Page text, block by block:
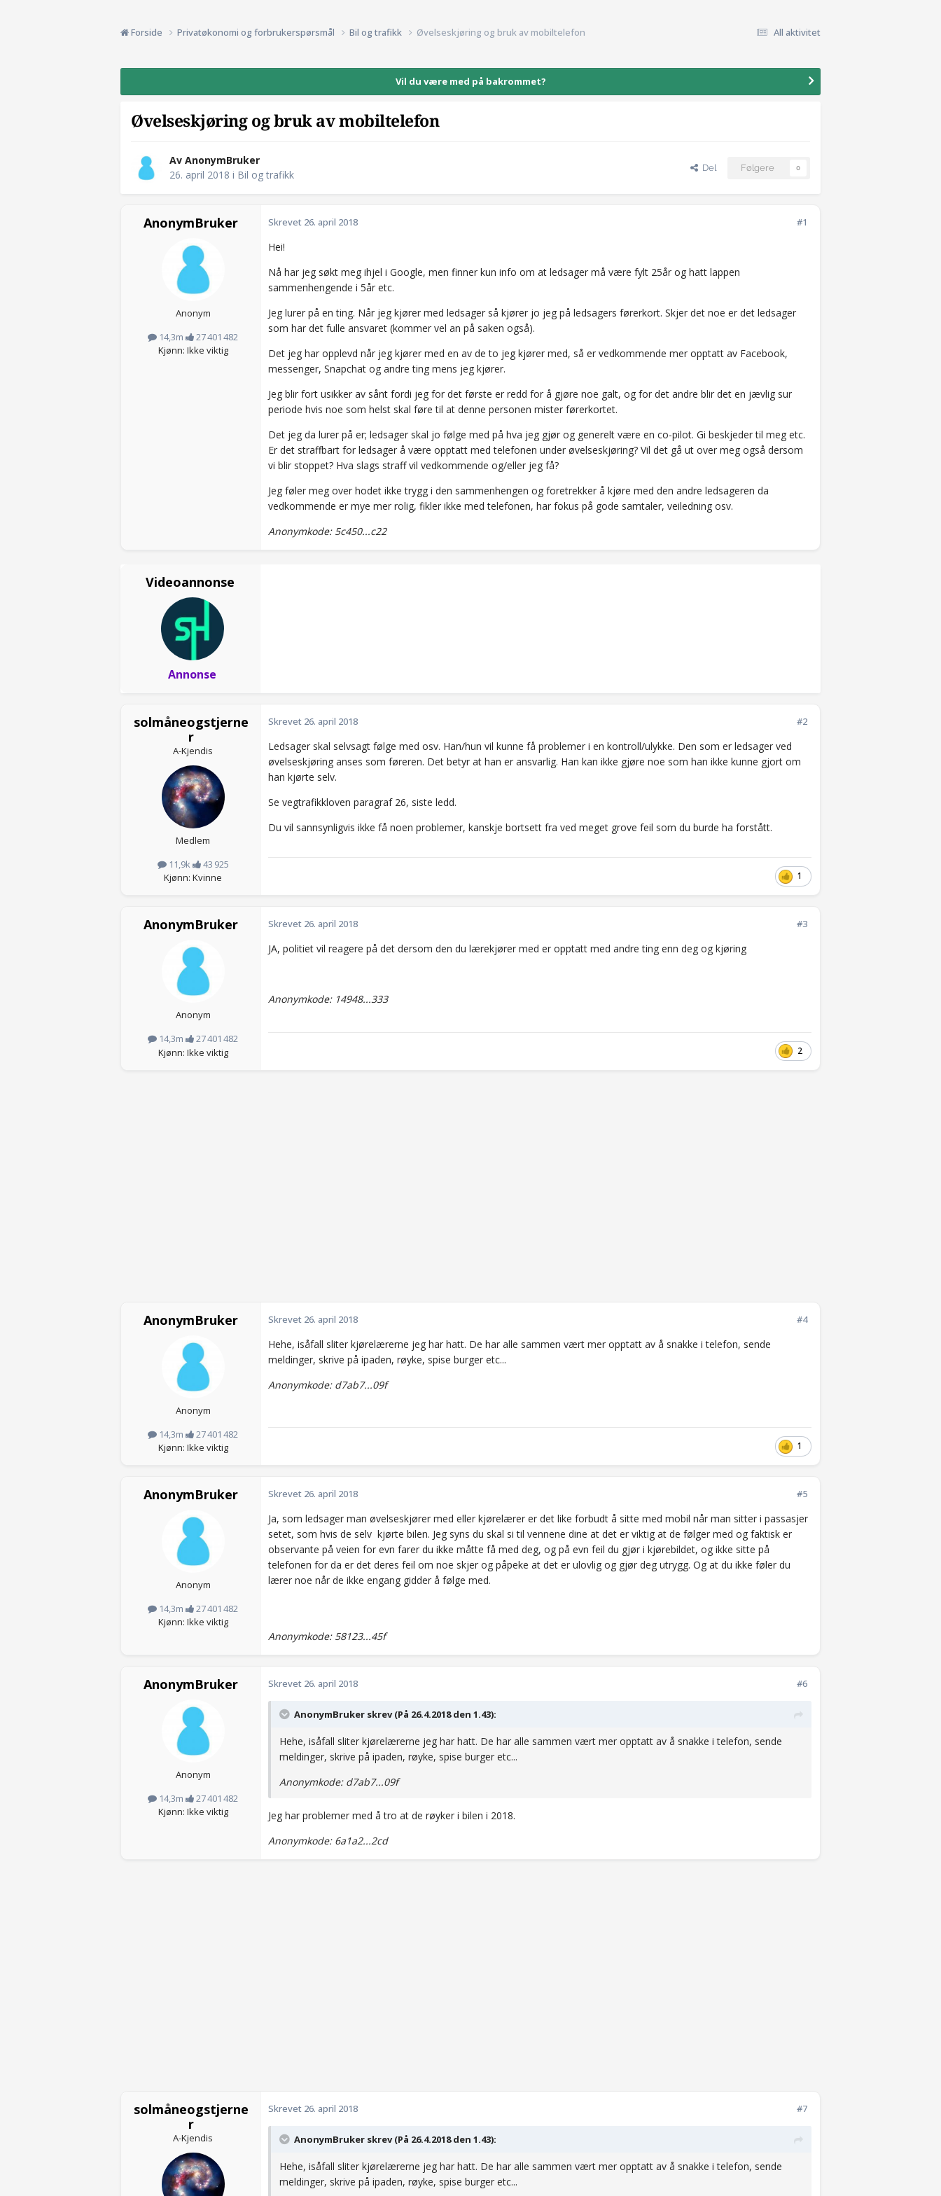
All aktivitet
Forside Privatøkonomi og forbrukerspørsmål Bil og trafikk Øvelseskjøring og bruk av mobiltelefon
Vil du være med på bakrommet?
Øvelseskjøring og bruk av mobiltelefon
Av AnonymBruker
26. april 2018 i Bil og trafikk
Del Følgere 0
AnonymBruker
Anonym
14,3m
27 401 482
Kjønn: Ikke viktig
#1
Skrevet 26. april 2018
Hei!
Nå har jeg søkt meg ihjel i Google, men finner kun info om at ledsager må være fylt 25år og hatt lappen
sammenhengende i 5år etc.
Jeg lurer på en ting. Når jeg kjører med ledsager så kjører jo jeg på ledsagers førerkort. Skjer det noe er det ledsager
som har det fulle ansvaret (kommer vel an på saken også).
Det jeg har opplevd når jeg kjører med en av de to jeg kjører med, så er vedkommende mer opptatt av Facebook,
messenger, Snapchat og andre ting mens jeg kjører.
Jeg blir fort usikker av sånt fordi jeg for det første er redd for å gjøre noe galt, og for det andre blir det en jævlig sur
periode hvis noe som helst skal føre til at denne personen mister førerkortet.
Det jeg da lurer på er; ledsager skal jo følge med på hva jeg gjør og generelt være en co-pilot. Gi beskjeder til meg etc.
Er det straffbart for ledsager å være opptatt med telefonen under øvelseskjøring? Vil det gå ut over meg også dersom
vi blir stoppet? Hva slags straff vil vedkommende og/eller jeg få?
Jeg føler meg over hodet ikke trygg i den sammenhengen og foretrekker å kjøre med den andre ledsageren da
vedkommende er mye mer rolig, fikler ikke med telefonen, har fokus på gode samtaler, veiledning osv.
Anonymkode: 5c450...c22
Videoannonse
Annonse
solmåneogstjerne
r
A-Kjendis
Medlem
11,9k
43 925
Kjønn: Kvinne
#2
Skrevet 26. april 2018
Ledsager skal selvsagt følge med osv. Han/hun vil kunne få problemer i en kontroll/ulykke. Den som er ledsager ved
øvelseskjøring anses som føreren. Det betyr at han er ansvarlig. Han kan ikke gjøre noe som han ikke kunne gjort om
han kjørte selv.
Se vegtrafikkloven paragraf 26, siste ledd.
Du vil sannsynligvis ikke få noen problemer, kanskje bortsett fra ved meget grove feil som du burde ha forstått.
1
AnonymBruker
Anonym
14,3m
27 401 482
Kjønn: Ikke viktig
#3
Skrevet 26. april 2018
JA, politiet vil reagere på det dersom den du lærekjører med er opptatt med andre ting enn deg og kjøring
Anonymkode: 14948...333
2
AnonymBruker
Anonym
14,3m
27 401 482
Kjønn: Ikke viktig
#4
Skrevet 26. april 2018
Hehe, isåfall sliter kjørelærerne jeg har hatt. De har alle sammen vært mer opptatt av å snakke i telefon, sende
meldinger, skrive på ipaden, røyke, spise burger etc...
Anonymkode: d7ab7...09f
1
AnonymBruker
Anonym
14,3m
27 401 482
Kjønn: Ikke viktig
#5
Skrevet 26. april 2018
Ja, som ledsager man øvelseskjører med eller kjørelærer er det like forbudt å sitte med mobil når man sitter i passasjer
setet, som hvis de selv kjørte bilen. Jeg syns du skal si til vennene dine at det er viktig at de følger med og faktisk er
observante på veien for evn farer du ikke måtte få med deg, og på evn feil du gjør i kjørebildet, og ikke sitte på
telefonen for da er det deres feil om noe skjer og påpeke at det er ulovlig og gjør deg utrygg. Og at du ikke føler du
lærer noe når de ikke engang gidder å følge med.
Anonymkode: 58123...45f
AnonymBruker
Anonym
14,3m
27 401 482
Kjønn: Ikke viktig
#6
Skrevet 26. april 2018
AnonymBruker skrev (På 26.4.2018 den 1.43):
Hehe, isåfall sliter kjørelærerne jeg har hatt. De har alle sammen vært mer opptatt av å snakke i telefon, sende
meldinger, skrive på ipaden, røyke, spise burger etc...
Anonymkode: d7ab7...09f
Jeg har problemer med å tro at de røyker i bilen i 2018.
Anonymkode: 6a1a2...2cd
solmåneogstjerne
r
A-Kjendis
#7
Skrevet 26. april 2018
AnonymBruker skrev (På 26.4.2018 den 1.43):
Hehe, isåfall sliter kjørelærerne jeg har hatt. De har alle sammen vært mer opptatt av å snakke i telefon, sende
meldinger, skrive på ipaden, røyke, spise burger etc...